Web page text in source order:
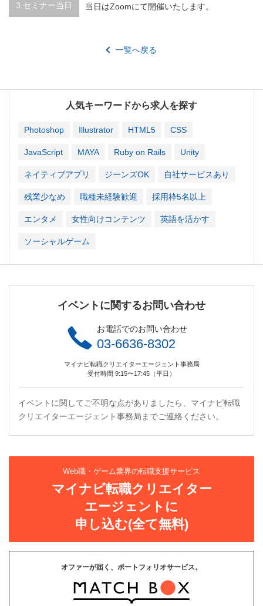
3.セミナー当日 当日はZoomにて開催いたします。
一覧へ戻る
人気キーワードから求人を探す
Photoshop Illustrator HTML5 CSS
JavaScript MAYA Ruby on Rails Unity
ネイティブアプリ ジーンズOK 自社サービスあり
残業少なめ 職種未経験歓迎 採用枠5名以上
エンタメ 女性向けコンテンツ 英語を活かす
ソーシャルゲーム
イベントに関するお問い合わせ
お電話でのお問い合わせ
03-6636-8302
マイナビ転職クリエイターエージェント事務局
受付時間 9:15〜17:45（平日）
イベントに関してご不明な点がありましたら、マイナビ転職
クリエイターエージェント事務局までご連絡ください。
Web職・ゲーム業界の転職支援サービス
マイナビ転職クリエイター
エージェントに
申し込む(全て無料)
オファーが届く、ポートフォリオサービス。